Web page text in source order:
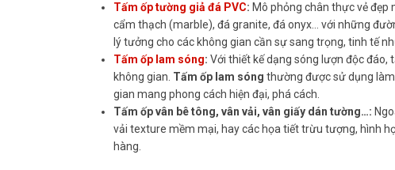
Tấm ốp tường giả đá PVC: Mô phỏng chân thực vẻ đẹp
cẩm thạch (marble), đá granite, đá onyx… với những
lý tưởng cho các không gian cần sự sang trọng, tinh tế
Tấm ốp lam sóng: Với thiết kế dạng sóng lượn độc đáo,
không gian. Tấm ốp lam sóng thường được sử dụng
gian mang phong cách hiện đại, phá cách.
Tấm ốp vân bê tông, vân vải, vân giấy dán tường…:
vải texture mềm mại, hay các họa tiết trừu tượng, hình
hàng.